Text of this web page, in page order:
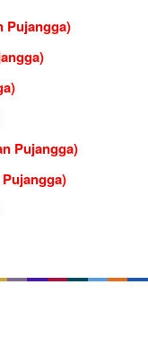
Pujangga)
Pujangga)